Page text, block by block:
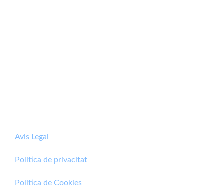
Avis Legal
Politica de privacitat
Politica de Cookies